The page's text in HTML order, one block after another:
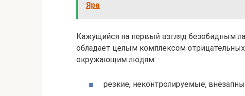
Яра
Кажущийся на первый взгляд безобидным
обладает целым комплексом
окружающим людям:
резкие, неконтролируемые,